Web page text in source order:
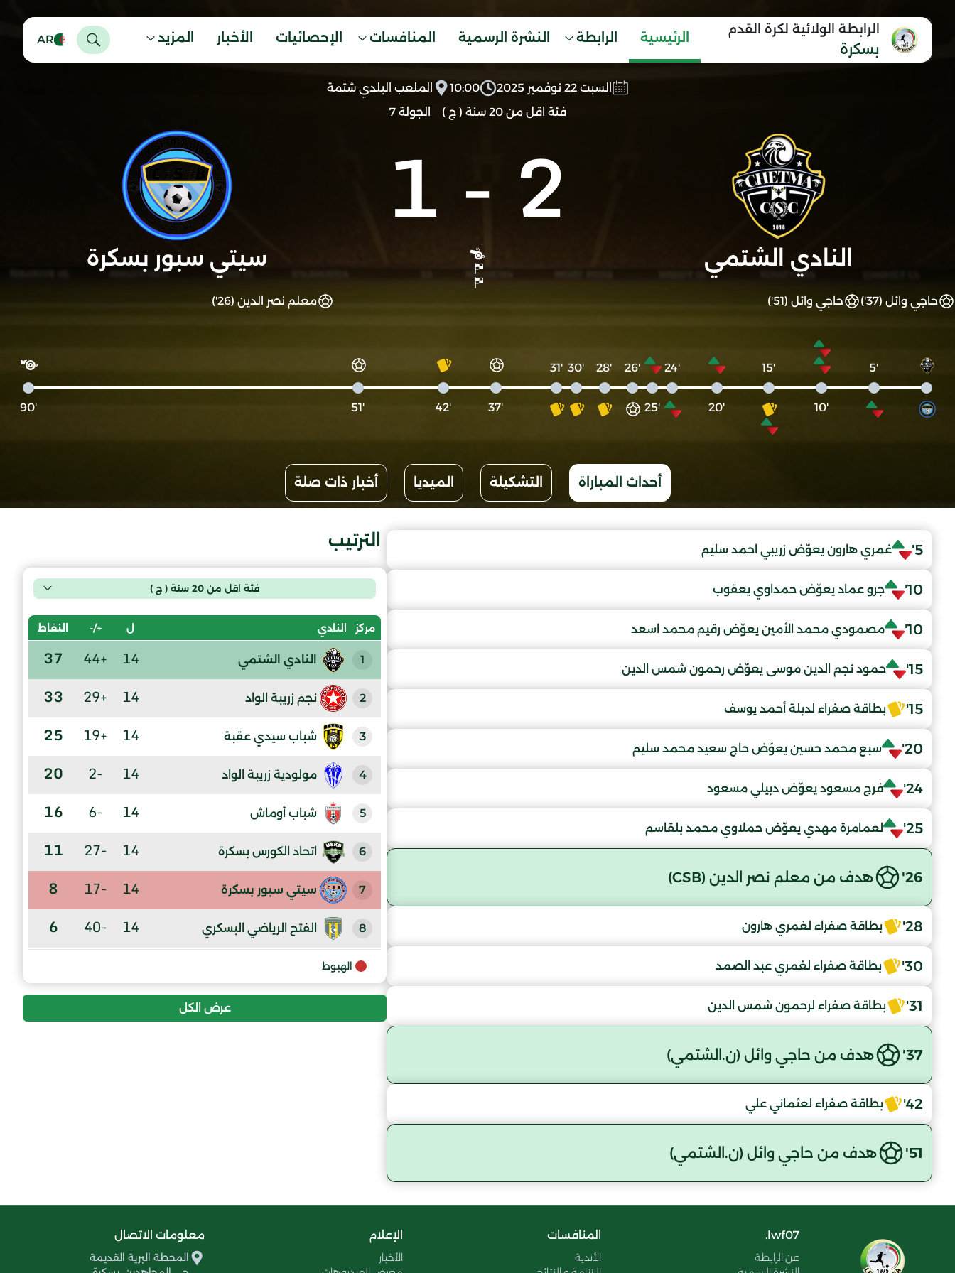
الرابطة الولائية لكرة القدم
بسكرة
الرئيسية الرابطة النشرة الرسمية المنافسات الإحصائيات الأخبار المزيد AR
السبت 22 نوفمبر 2025 10:00
الملعب البلدي شتمة
فئة اقل من 20 سنة ( ج )
الجولة 7
النادي الشتمي
2
-
1
سيتي سبور بسكرة
حاجي وائل (37') حاجي وائل (51') معلم نصر الدين (26')
'5
'10
'15
'20
'24
'25
'26
'28
'30
'31
'37
'42
'51
'90
أحداث المباراة التشكيلة الميديا أخبار ذات صلة
5' غمري هارون يعوّض زريبي احمد سليم
10' جرو عماد يعوّض حمداوي يعقوب
10' مصمودي محمد الأمين يعوّض رقيم محمد اسعد
15' حمود نجم الدين موسى يعوّض رحمون شمس الدين
15' بطاقة صفراء لدبلة أحمد يوسف
20' سبع محمد حسين يعوّض حاج سعيد محمد سليم
24' فرج مسعود يعوّض دبيلي مسعود
25' لعمامرة مهدي يعوّض حملاوي محمد بلقاسم
26' هدف من معلم نصر الدين (CSB)
28' بطاقة صفراء لغمري هارون
30' بطاقة صفراء لغمري عبد الصمد
31' بطاقة صفراء لرحمون شمس الدين
37' هدف من حاجي وائل (ن.الشتمي)
42' بطاقة صفراء لعثماني علي
51' هدف من حاجي وائل (ن.الشتمي)
الترتيب
فئة اقل من 20 سنة ( ج )
مركز النادي ل +/- النقاط
1 النادي الشتمي 14
+44
37
2 نجم زريبة الواد 14
+29
33
3 شباب سيدي عقبة 14
+19
25
4 مولودية زريبة الواد 14
-2
20
5 شباب أوماش 14
-6
16
6 اتحاد الكورس بسكرة 14
-27
11
7 سيتي سبور بسكرة 14
-17
8
8 الفتح الرياضي البسكري 14
-40
6
9 الهبوط
عرض الكل
lwf07.
عن الرابطة
المنافسات
الأندية
الإعلام
الأخبار
معلومات الاتصال
المحطة البرية القديمة